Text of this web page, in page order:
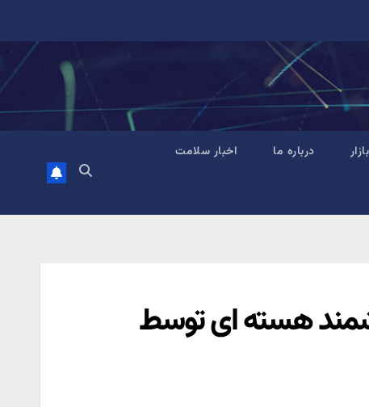
بازار درباره ما اخبار سلامت
دانشمند هسته ای توسط